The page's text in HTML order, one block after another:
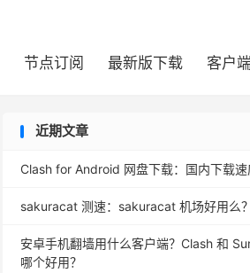
节点订阅 最新版下载 客户
近期文章
Clash for Android 网盘下载：国内下载速
sakuracat 测速：sakuracat 机场好用么？
安卓手机翻墙用什么客户端？Clash 和
哪个好用？